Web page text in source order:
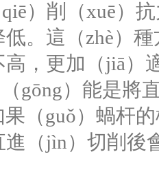
qiē）削（xuē）
低。這（zhè）
高，更加（jiā）
gōng）能是將
果（guǒ）蝸杆
進（jìn）切削後